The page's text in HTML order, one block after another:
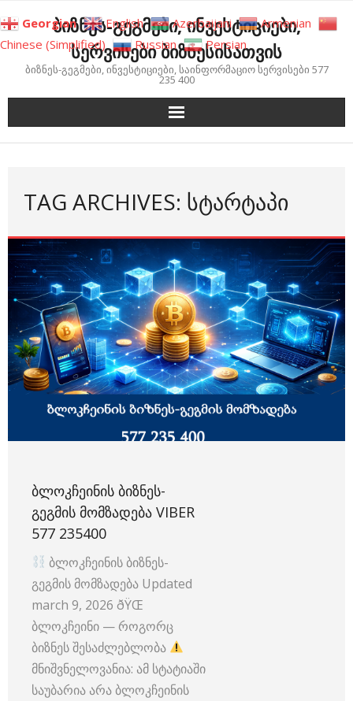
to
content
ბიზნეს-გეგმები, ინვესტიციები,
სერვისები ბიზნესისათვის
ბიზნეს-გეგმები, ინვესტიციები, საინფორმაციო სერვისები 577
235 400
TAG ARCHIVES: ᲡᲢᲐᲠᲢᲐᲞᲘ
ᲑᲚᲝᲙᲩᲔᲘᲜᲘᲡ ᲑᲘᲖᲜᲔᲡ-
ᲒᲔᲒᲛᲘᲡ ᲛᲝᲛᲖᲐᲓᲔᲑᲐ VIBER
577 235400
ბლოკჩეინის ბიზნეს-
გეგმის მომზადება Updated
march 9, 2026 ðŸŒ
ბლოკჩეინი — როგორც
ბიზნეს შესაძლებლობა
მნიშვნელოვანია: ამ სტატიაში
საუბარია არა ბლოკჩეინის
Georgian English Azerbaijani
Armenian
Chinese (Simplified)
Russian Persian